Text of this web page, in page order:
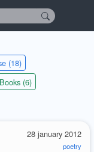
(18)
Books (6)
28 january 2012
poetry